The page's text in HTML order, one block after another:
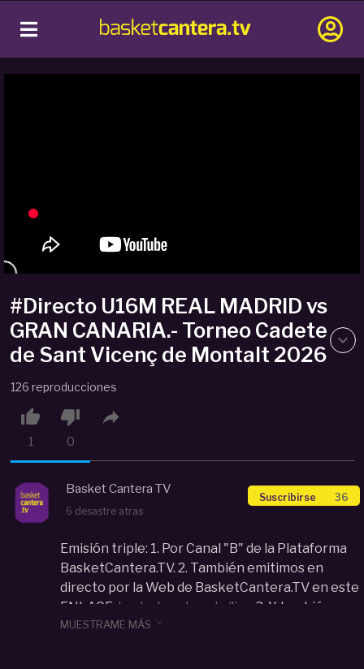
#Directo U16M REAL MADRID vs
GRAN CANARIA.- Torneo Cadete
de Sant Vicenç de Montalt 2026
126 reproducciones

1

0

Basket Cantera TV
6 desastre atras
Suscribirse 36
Emisión triple: 1. Por Canal "B" de la Plataforma
BasketCantera.TV. 2. También emitimos en
directo por la Web de BasketCantera.TV en este
ENLACE: basketcantera.tv/live
3. Y también
emitimos por nuestro canal de Twitch:
MUESTRAME MÁS 